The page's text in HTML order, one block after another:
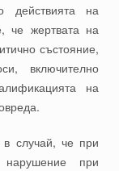
действията на
че жертвата на
състояние,
включително
на
случай, че при
нарушение при